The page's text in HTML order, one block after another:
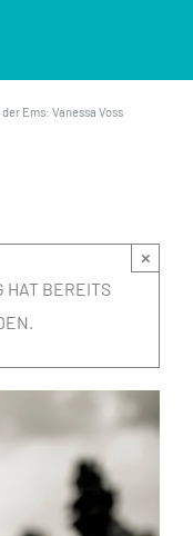
Ems: Vanessa Voss
HAT BEREITS
×